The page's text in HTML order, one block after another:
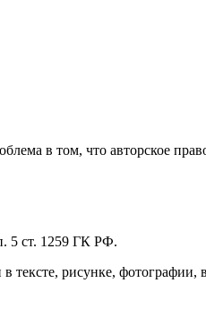
в том, что авторское
5 ст. 1259 ГК РФ.
рисунке, фотографии,